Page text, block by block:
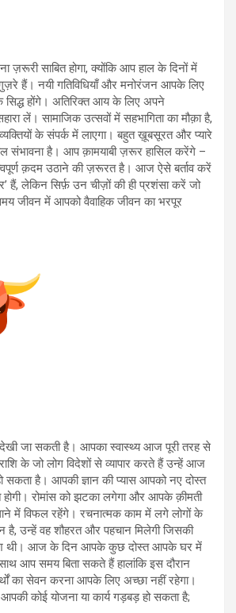
साबित होगा, क्योंकि आप हाल के दिनों में
हैं। नयी गतिविधियाँ और मनोरंजन आपके लिए
सिद्ध होंगे। अतिरिक्त आय के लिए अपने
लें। सामाजिक उत्सवों में सहभागिता का मौक़ा है,
के संपर्क में लाएगा। बहुत ख़ूबसूरत और प्यारे
संभावना है। आप क़ामयाबी ज़रूर हासिल करेंगे –
क़दम उठाने की ज़रूरत है। आज ऐसे बर्ताव करें
हैं, लेकिन सिर्फ़ उन चीज़ों की ही प्रशंसा करें जो
जीवन में आपको वैवाहिक जीवन का भरपूर
जा सकती है। आपका स्वास्थ्य आज पूरी तरह से
के जो लोग विदेशों से व्यापार करते हैं उन्हें आज
सकता है। आपकी ज्ञान की प्यास आपको नए दोस्त
होगी। रोमांस को झटका लगेगा और आपके क़ीमती
में विफल रहेंगे। रचनात्मक काम में लगे लोगों के
है, उन्हें वह शौहरत और पहचान मिलेगी जिसकी
थी। आज के दिन आपके कुछ दोस्त आपके घर में
आप समय बिता सकते हैं हालांकि इस दौरान
का सेवन करना आपके लिए अच्छा नहीं रहेगा।
कोई योजना या कार्य गड़बड़ हो सकता है;